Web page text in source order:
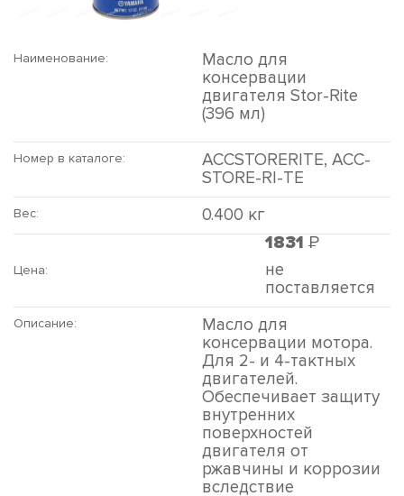
Наименование:
Масло для
консервации
двигателя Stor-Rite
(396 мл)
Номер в каталоге:
ACCSTORERITE, ACC-
STORE-RI-TE
Вес: 0.400 кг
Цена:
1831 Р
не
поставляется
Описание:
Масло для
консервации мотора.
Для 2- и 4-тактных
двигателей.
Обеспечивает защиту
внутренних
поверхностей
двигателя от
ржавчины и коррозии
вследствие